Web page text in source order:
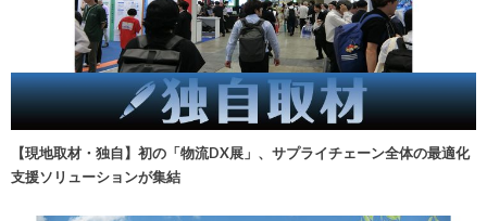
【現地取材・独自】初の「物流DX展」、サプライチェーン全体の最適化
支援ソリューションが集結